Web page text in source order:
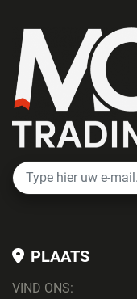
PLAATS
VIND ONS: